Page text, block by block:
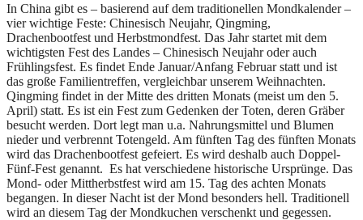
In China gibt es – basierend auf dem traditionellen Mondkalender –
vier wichtige Feste: Chinesisch Neujahr, Qingming,
Drachenbootfest und Herbstmondfest. Das Jahr startet mit dem
wichtigsten Fest des Landes – Chinesisch Neujahr oder auch
Frühlingsfest. Es findet Ende Januar/Anfang Februar statt und ist
das große Familientreffen, vergleichbar unserem Weihnachten.
Qingming findet in der Mitte des dritten Monats (meist um den 5.
April) statt. Es ist ein Fest zum Gedenken der Toten, deren Gräber
besucht werden. Dort legt man u.a. Nahrungsmittel und Blumen
nieder und verbrennt Totengeld. Am fünften Tag des fünften Monats
wird das Drachenbootfest gefeiert. Es wird deshalb auch Doppel-
Fünf-Fest genannt. Es hat verschiedene historische Ursprünge. Das
Mond- oder Mittherbstfest wird am 15. Tag des achten Monats
begangen. In dieser Nacht ist der Mond besonders hell. Traditionell
wird an diesem Tag der Mondkuchen verschenkt und gegessen.